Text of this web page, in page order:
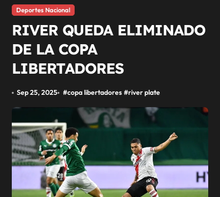
Deportes Nacional
RIVER QUEDA ELIMINADO
DE LA COPA
LIBERTADORES
Sep 25, 2025 #copa libertadores #river plate